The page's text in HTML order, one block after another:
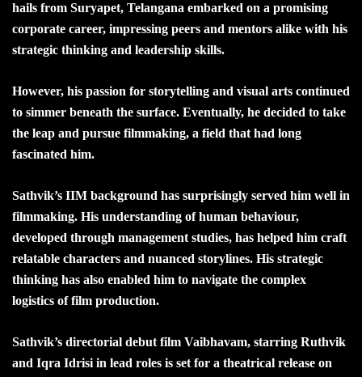
hails from Suryapet, Telangana embarked on a promising
corporate career, impressing peers and mentors alike with his
strategic thinking and leadership skills.
However, his passion for storytelling and visual arts continued
to simmer beneath the surface. Eventually, he decided to take
the leap and pursue filmmaking, a field that had long
fascinated him.
Sathvik’s IIM background has surprisingly served him well in
filmmaking. His understanding of human behaviour,
developed through management studies, has helped him craft
relatable characters and nuanced storylines. His strategic
thinking has also enabled him to navigate the complex
logistics of film production.
Sathvik’s directorial debut film Vaibhavam, starring Ruthvik
and Iqra Idrisi in lead roles is set for a theatrical release on